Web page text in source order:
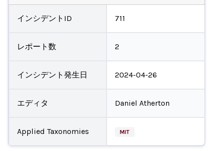
インシデントID 711
レポート数 2
インシデント発生日 2024-04-26
エディタ Daniel Atherton
Applied Taxonomies MIT